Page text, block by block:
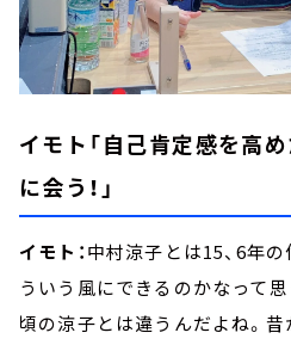
イモト「自己肯定感を高め
に会う！」
イモト：中村涼子とは15、6年
ういう風にできるのかなって
頃の涼子とは違うんだよね。